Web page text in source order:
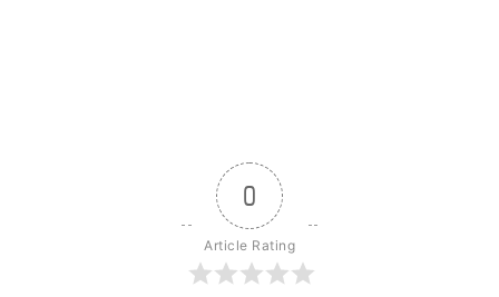
0
Article Rating